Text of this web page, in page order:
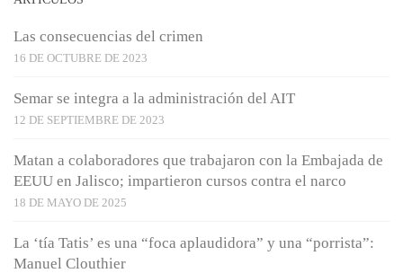
Las consecuencias del crimen
16 DE OCTUBRE DE 2023
Semar se integra a la administración del AIT
12 DE SEPTIEMBRE DE 2023
Matan a colaboradores que trabajaron con la Embajada de
EEUU en Jalisco; impartieron cursos contra el narco
18 DE MAYO DE 2025
La ‘tía Tatis’ es una “foca aplaudidora” y una “porrista”:
Manuel Clouthier